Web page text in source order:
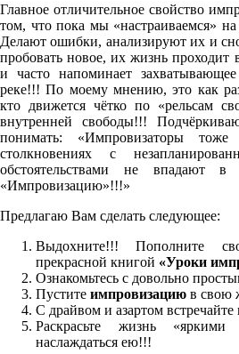
Главное отличительное свойство
том, что пока мы «настраиваемся»
Делают ошибки, анализируют их и
пробовать новое, их жизнь проходит
и часто напоминает
реке!!! По моему мнению, это как
кто движется чётко по «рельсам
внутренней свободы!!!
понимать: «Импровизаторы
столкновениях с
обстоятельствами не впадают
«Импровизацию»!!!»
Предлагаю Вам сделать следующее:
Выдохните!!! Пополните
прекрасной книгой «Уроки
Ознакомьтесь с довольно
Пустите импровизацию в свою
С драйвом и азартом
Раскрасьте жизнь
наслаждаться ею!!!